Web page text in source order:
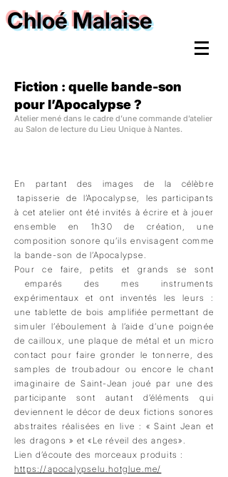
Chloé Malaise
Fiction : quelle bande-son
pour l’Apocalypse ?
Atelier mené dans le cadre d’une commande d’atelier
au Salon de lecture du Lieu Unique à Nantes.
En partant des images de la célèbre
tapisserie de l’Apocalypse, les participants
à cet atelier ont été invités à écrire et à jouer
ensemble en 1h30 de création, une
composition sonore qu’ils envisagent comme
la bande-son de l’Apocalypse.
Pour ce faire, petits et grands se sont
emparés des mes instruments
expérimentaux et ont inventés les leurs :
une tablette de bois amplifiée permettant de
simuler l’éboulement à l’aide d’une poignée
de cailloux, une plaque de métal et un micro
contact pour faire gronder le tonnerre, des
samples de troubadour ou encore le chant
imaginaire de Saint-Jean joué par une des
participante sont autant d’éléments qui
deviennent le décor de deux fictions sonores
abstraites réalisées en live : « Saint Jean et
les dragons » et «Le réveil des anges».
Lien d’écoute des morceaux produits :
https://apocalypselu.hotglue.me/